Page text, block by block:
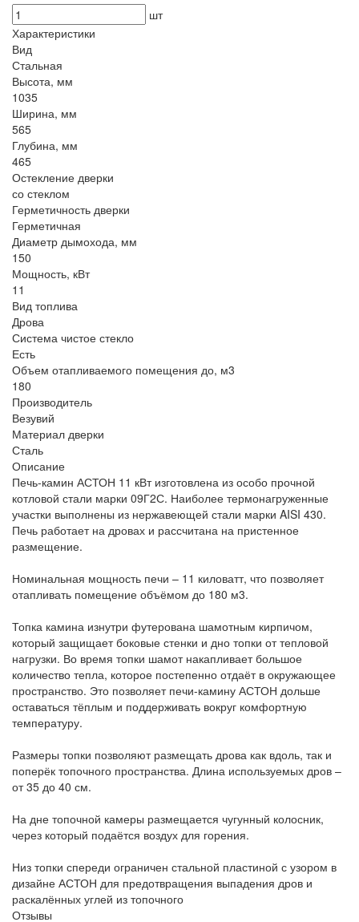
шт
Характеристики
Вид
Стальная
Высота, мм
1035
Ширина, мм
565
Глубина, мм
465
Остекление дверки
со стеклом
Герметичность дверки
Герметичная
Диаметр дымохода, мм
150
Мощность, кВт
11
Вид топлива
Дрова
Система чистое стекло
Есть
Объем отапливаемого помещения до, м3
180
Производитель
Везувий
Материал дверки
Сталь
Описание
Печь-камин АСТОН 11 кВт изготовлена из особо прочной
котловой стали марки 09Г2С. Наиболее термонагруженные
участки выполнены из нержавеющей стали марки AISI 430.
Печь работает на дровах и рассчитана на пристенное
размещение.
Номинальная мощность печи – 11 киловатт, что позволяет
отапливать помещение объёмом до 180 м3.
Топка камина изнутри футерована шамотным кирпичом,
который защищает боковые стенки и дно топки от тепловой
нагрузки. Во время топки шамот накапливает большое
количество тепла, которое постепенно отдаёт в окружающее
пространство. Это позволяет печи-камину АСТОН дольше
оставаться тёплым и поддерживать вокруг комфортную
температуру.
Размеры топки позволяют размещать дрова как вдоль, так и
поперёк топочного пространства. Длина используемых дров –
от 35 до 40 см.
На дне топочной камеры размещается чугунный колосник,
через который подаётся воздух для горения.
Низ топки спереди ограничен стальной пластиной с узором в
дизайне АСТОН для предотвращения выпадения дров и
раскалённых углей из топочного
Отзывы